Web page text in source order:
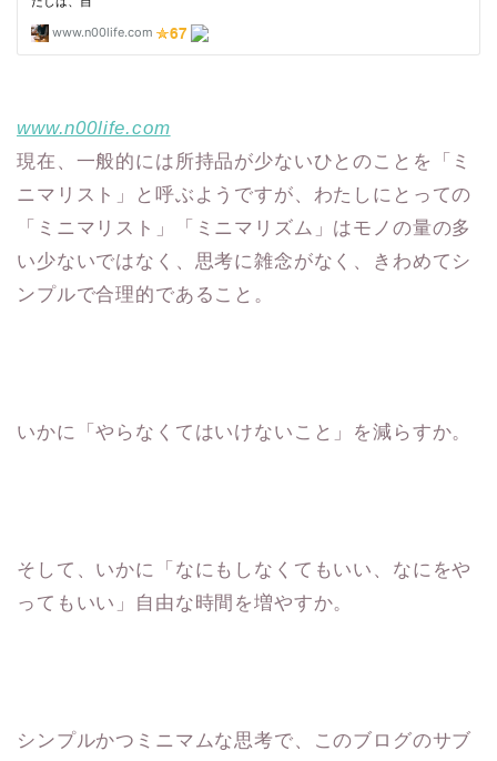
www.n00life.com
現在、一般的には所持品が少ないひとのことを「ミ
ニマリスト」と呼ぶようですが、わたしにとっての
「ミニマリスト」「ミニマリズム」はモノの量の多
い少ないではなく、思考に雑念がなく、きわめてシ
ンプルで合理的であること。
いかに「やらなくてはいけないこと」を減らすか。
そして、いかに「なにもしなくてもいい、なにをや
ってもいい」自由な時間を増やすか。
シンプルかつミニマムな思考で、このブログのサブ